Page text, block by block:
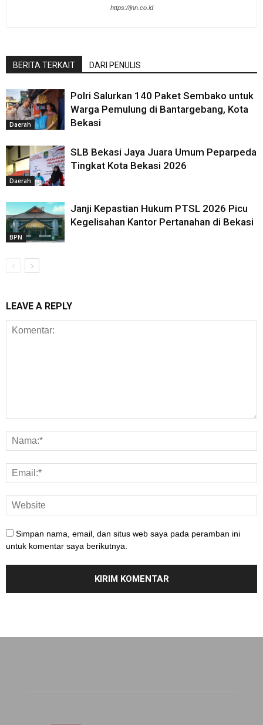
https://jnn.co.id
BERITA TERKAIT DARI PENULIS
Daerah
Polri Salurkan 140 Paket Sembako untuk
Warga Pemulung di Bantargebang, Kota
Bekasi
Daerah
SLB Bekasi Jaya Juara Umum Peparpeda
Tingkat Kota Bekasi 2026
BPN
Janji Kepastian Hukum PTSL 2026 Picu
Kegelisahan Kantor Pertanahan di Bekasi
LEAVE A REPLY
Simpan nama, email, dan situs web saya pada peramban ini
untuk komentar saya berikutnya.